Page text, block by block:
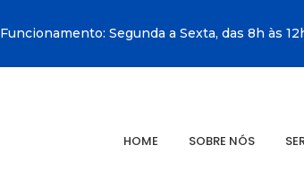
Funcionamento: Segunda a Sexta, das 8h às
HOME SOBRE NÓS